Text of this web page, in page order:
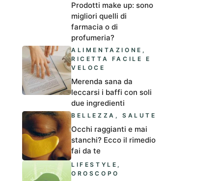
Prodotti make up: sono
migliori quelli di
farmacia o di
profumeria?
ALIMENTAZIONE ,
RICETTA FACILE E
VELOCE
Merenda sana da
leccarsi i baffi con soli
due ingredienti
BELLEZZA ,SALUTE
Occhi raggianti e mai
stanchi? Ecco il rimedio
fai da te
LIFESTYLE ,
OROSCOPO